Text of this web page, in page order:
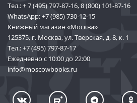
Тел.:+ 7 (495) 797-87-16,8 (800) 101-87-16
WhatsApp:+7 (985) 730-12-15
Книжный магазин «Москва»
125375, г. Москва, ул. Тверская, д. 8, к. 1
Тел.:+7 (495) 797-87-17
Ежедневно с 10:00 до 22:00
info@moscowbooks.ru